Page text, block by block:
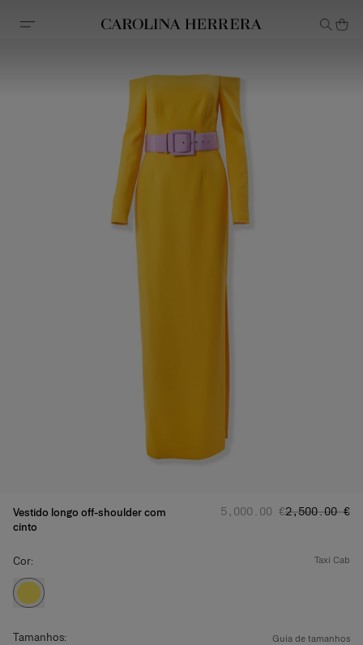
Declaração de acessibilidade
Vestido longo off-shoulder com
cinto
Preço normal:
‌5,000.00 €Preço
‌2,500.00 €
Cor: taxi cab
Tamanhos: Guia de tamanhos